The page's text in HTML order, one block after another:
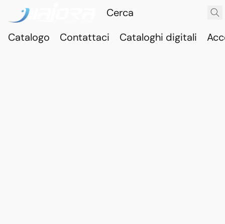
Catalogo Contattaci Cataloghi digitali